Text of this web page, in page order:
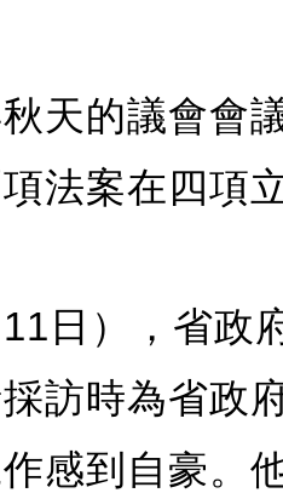
天的議會會
法案在四項
日），省政
訪時為省政
感到自豪。